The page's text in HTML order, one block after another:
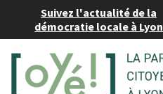
Suivez l'actualité de la
démocratie locale à Lyon